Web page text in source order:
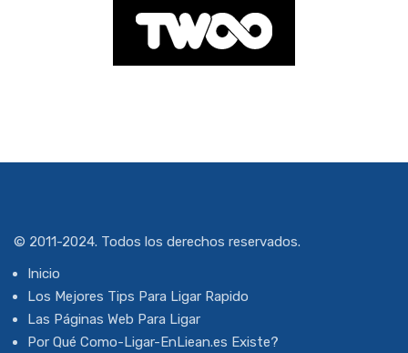
© 2011-2024. Todos los derechos reservados.
Inicio
Los Mejores Tips Para Ligar Rapido
Las Páginas Web Para Ligar
Por Qué Como-Ligar-EnLiean.es Existe?